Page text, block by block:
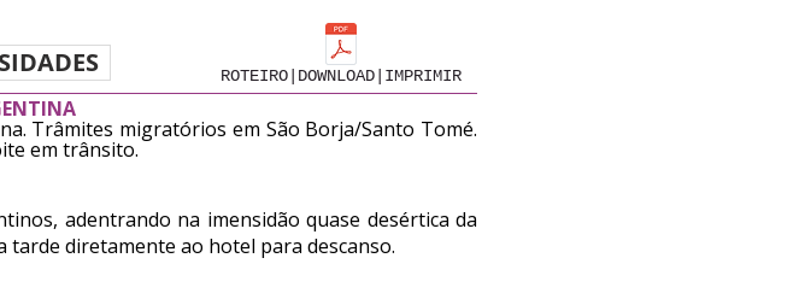
ROTEIRO|DOWNLOAD|IMPRIMIR
Trâmites migratórios em São Borja/Santo Tomé.
em trânsito.
adentrando na imensidão quase desértica da
tarde diretamente ao hotel para descanso.